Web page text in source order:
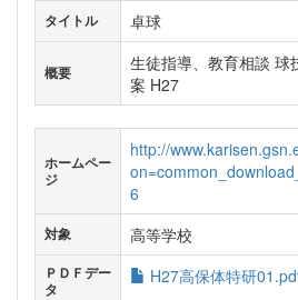
タイトル 卓球
概要
生徒指導、教育相談 球
案 H27
ホームペー
ジ
http://
6
対象 高等学校
ＰＤＦデー
タ
H27高保体特研